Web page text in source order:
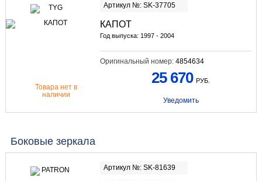
Артикул №: SK-37705
КАПОТ
Год выпуска: 1997 - 2004
Оригинальный номер: 4854634
Товара нет в
наличии
25 670 РУБ.
Уведомить
Боковые зеркала
Артикул №: SK-81639